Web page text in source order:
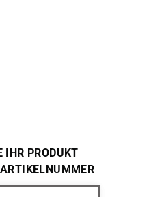
IHR PRODUKT